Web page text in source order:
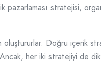
stratejisi,
Doğru içerik
her iki stratejiyi de